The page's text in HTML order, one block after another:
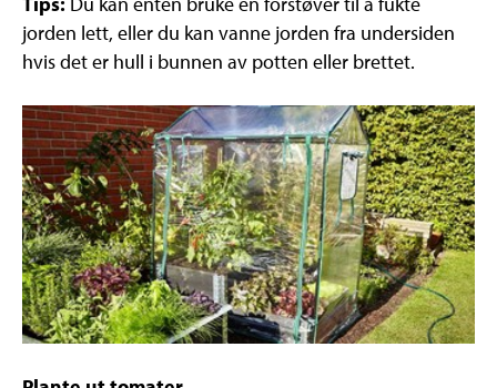
jorden lett, eller du kan vanne jorden fra undersiden
hvis det er hull i bunnen av potten eller brettet.